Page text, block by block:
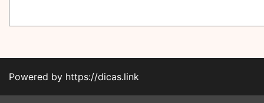
Powered by https://dicas.link